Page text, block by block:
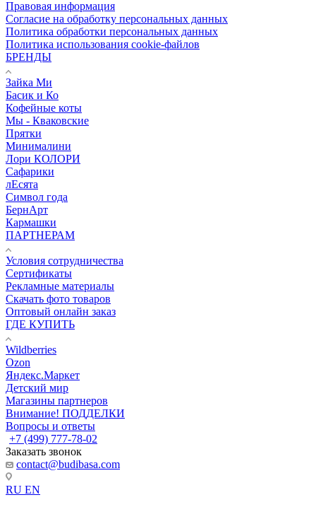
Правовая информация
Согласие на обработку персональных данных
Политика обработки персональных данных
Политика использования cookie-файлов
БРЕНДЫ
Зайка Ми
Басик и Ко
Кофейные коты
Мы - Кваковские
Прятки
Минималини
Лори КОЛОРИ
Сафарики
лЕсята
Символ года
БернАрт
Кармашки
ПАРТНЕРАМ
Условия сотрудничества
Сертификаты
Рекламные материалы
Скачать фото товаров
Оптовый онлайн заказ
ГДЕ КУПИТЬ
Wildberries
Ozon
Яндекс.Маркет
Детский мир
Магазины партнеров
Внимание! ПОДДЕЛКИ
Вопросы и ответы
+7 (499) 777-78-02
Заказать звонок
contact@budibasa.com
RU EN